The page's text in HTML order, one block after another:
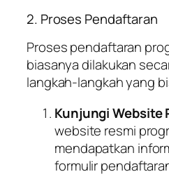
2. Proses Pendaftaran
Proses pendaftaran
biasanya dilakukan
langkah-langkah yang
Kunjungi Website
website resmi
mendapatkan
formulir